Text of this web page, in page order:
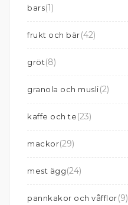
bars(1)
frukt och bär(42)
gröt(8)
granola och musli(2)
kaffe och te(23)
mackor(29)
mest ägg(24)
pannkakor och våfflor(9)